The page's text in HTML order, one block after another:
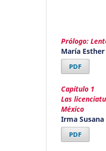
Prólogo:
María
PDF
Capítulo 1
Las
México
Irma Susana
PDF